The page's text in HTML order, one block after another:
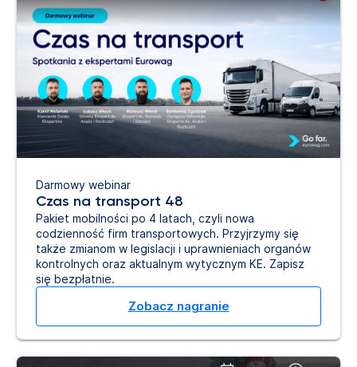
Darmowy webinar
Czas na transport 48
Pakiet mobilności po 4 latach, czyli nowa
codzienność firm transportowych. Przyjrzymy się
także zmianom w legislacji i uprawnieniach organów
kontrolnych oraz aktualnym wytycznym KE. Zapisz
się bezpłatnie.
Zobacz nagranie